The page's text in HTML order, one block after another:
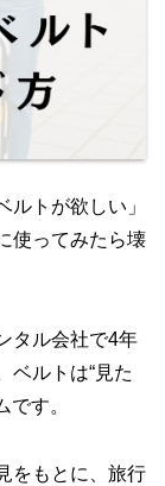
ルトが欲しい」
使ってみたら壊
タル会社で4年
ベルトは“見た
です。
をもとに、旅行